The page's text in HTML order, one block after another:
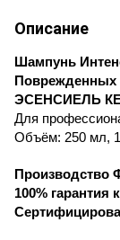
Описание
Шампунь
Поврежденных
ЭСЕНСИЕЛЬ
Для
Объём: 250 мл,
Производство
100% гарантия